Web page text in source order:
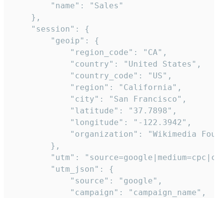
        "name": "Sales"
    },
    "session": {
        "geoip": {
            "region_code": "CA",
            "country": "United States",
            "country_code": "US",
            "region": "California",
            "city": "San Francisco",
            "latitude": "37.7898",
            "longitude": "-122.3942",
"organization": "Wikimedia
        },
"utm":
        "utm_json": {
            "source": "google",
            "campaign": "campaign_name",